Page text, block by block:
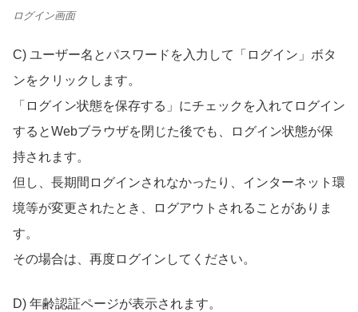
ログイン画面
C) ユーザー名とパスワードを入力して「ログイン」ボタ
ンをクリックします。
「ログイン状態を保存する」にチェックを入れてログイン
するとWebブラウザを閉じた後でも、ログイン状態が保
持されます。
但し、長期間ログインされなかったり、インターネット環
境等が変更されたとき、ログアウトされることがありま
す。
その場合は、再度ログインしてください。
D) 年齢認証ページが表示されます。